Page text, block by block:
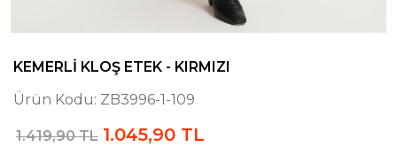
KEMERLI KLOŞ ETEK - KIRMIZI
Ürün Kodu: ZB3996-1-109
1.419,90 TL 1.045,90 TL